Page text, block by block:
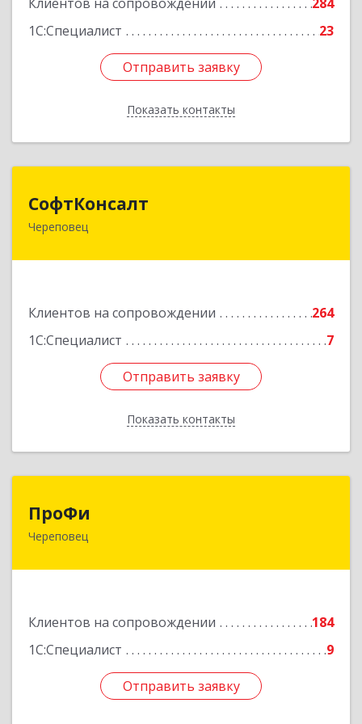
1С:Специалист
23
Отправить заявку
Показать контакты
Отправить заявку
Назад
СофтКонсалт
Череповец
Клиентов на сопровождении
264
1С:Специалист
7
Отправить заявку
Показать контакты
162614, Вологодская обл, Череповец г,
Отправить заявку
Назад
ПроФи
Череповец
Клиентов на сопровождении
184
1С:Специалист
9
Отправить заявку
162602, Вологодская обл, Череповец г,
Отправить заявку